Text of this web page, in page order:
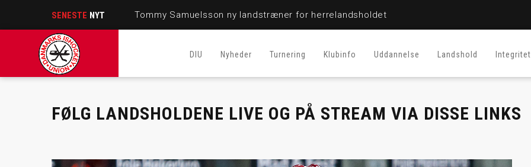
SENESTE NYT Tommy Samuelsson ny landstræner for herrelandsholdet
DIU Nyheder Turnering Klubinfo Uddannelse Landshold Integritet
FØLG LANDSHOLDENE LIVE OG PÅ STREAM VIA DISSE LINKS